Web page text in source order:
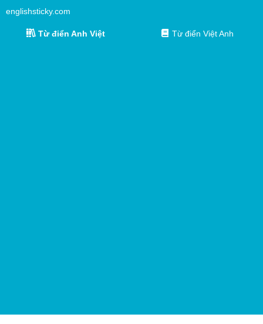
englishsticky.com
Từ điển Anh Việt Từ điển Việt Anh